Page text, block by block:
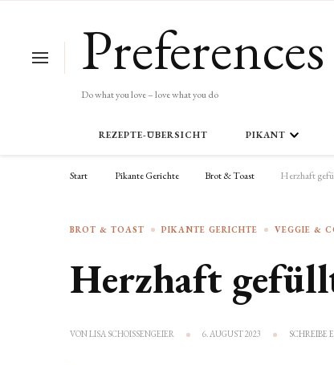
Do what you love – love what you do
REZEPTE-ÜBERSICHT PIKANT
Start Pikante Gerichte Brot & Toast Herzhaft
BROT & TOAST PIKANTE GERICHTE VEGGIE &
Herzhaft
VONLISA SCHOISSENGEIER 6. AUGUST 2023 SCHREIBE